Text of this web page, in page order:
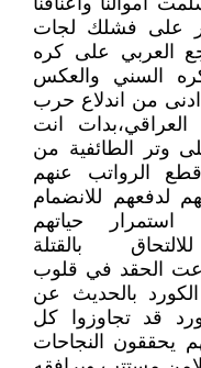
على فشلك لجات
العربي على كره
السني والعكس
من اندلاع حرب
انت
وتر الطائفية من
الرواتب عنهم
لدفعهم للانضمام
حياتهم
بالقتلة
الحقد في قلوب
بالحديث عن
قد تجاوزوا كل
يحققون النجاحات